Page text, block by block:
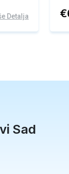
Detalja €
Sad